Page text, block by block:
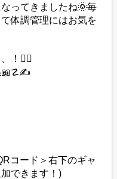
ってきましたね🌞毎
体調管理にはお気を
！🙇‍♀️
📖☡✍
コード＞右下のギャ
できます！)